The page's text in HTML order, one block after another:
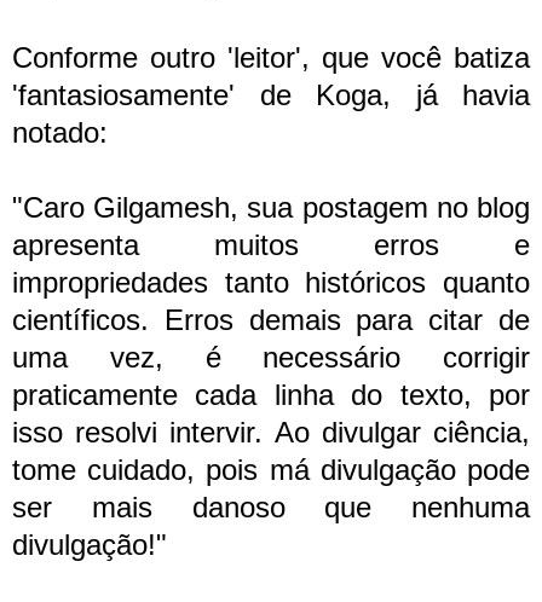
Conforme outro 'leitor', que você batiza
'fantasiosamente' de Koga, já havia
notado:
"Caro Gilgamesh, sua postagem no blog
apresenta muitos erros e
impropriedades tanto históricos quanto
científicos. Erros demais para citar de
uma vez, é necessário corrigir
praticamente cada linha do texto, por
isso resolvi intervir. Ao divulgar ciência,
tome cuidado, pois má divulgação pode
ser mais danoso que nenhuma
divulgação!"